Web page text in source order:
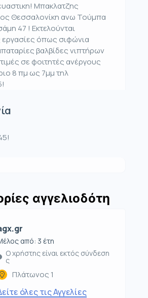
Μπακλατζης
Θεσσαλονίκη ανω Τούμπα
47 ! Εκτελούνται
εργασίες όπως σιφώνια
βαλβίδες νιπτήρων
τιμές σε φοιτητές ανέργους
8 πμ ως 7μμ τηλ
αγγελιοδότη
από: 3 έτη
Ο χρήστης είναι εκτός σύνδεση
ς
Πλάτωνος 1
όλες τις Αγγελίες